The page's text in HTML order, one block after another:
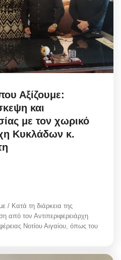
Αξίζουμε:
και
με τον χωρικό
Κυκλάδων κ.
/ Κατά τη διάρκεια της
από τον Αντιπεριφερειάρχη
Νοτίου Αιγαίου, όπως του